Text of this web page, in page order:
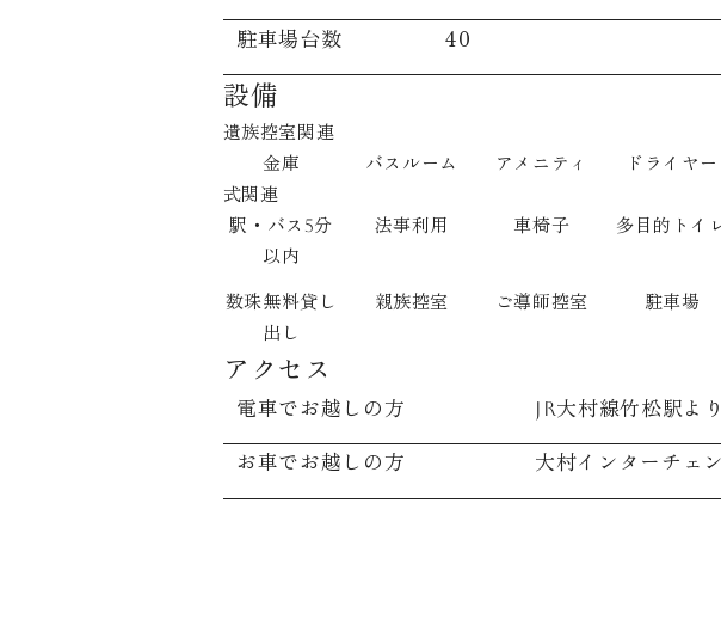
駐車場台数
40
設備
遺族控室関連
金庫
バスルーム アメニティ ドライヤー
式関連
駅・バス5分
以内
法事利用 車椅子 多目的トイ
数珠無料貸し
出し
親族控室 ご導師控室 駐車場
アクセス
電車でお越しの方 JR大村線竹松駅よ
お車でお越しの方 大村インターチェ